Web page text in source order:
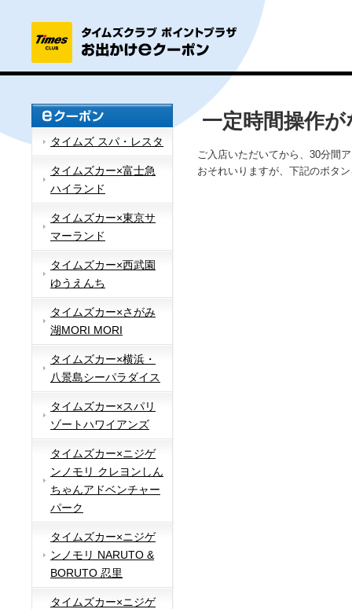
タイムズ スパ・レスタ
タイムズカー×富士急
ハイランド
タイムズカー×東京サ
マーランド
タイムズカー×西武園
ゆうえんち
タイムズカー×さがみ
湖MORI MORI
タイムズカー×横浜・
八景島シーパラダイス
タイムズカー×スパリ
ゾートハワイアンズ
タイムズカー×ニジゲ
ンノモリ クレヨンしん
ちゃんアドベンチャー
パーク
タイムズカー×ニジゲ
ンノモリ NARUTO &
BORUTO 忍里
タイムズカー×ニジゲ
一定時間操作
ご入店いただいてから、30分間
おそれいりますが、下記のボタ